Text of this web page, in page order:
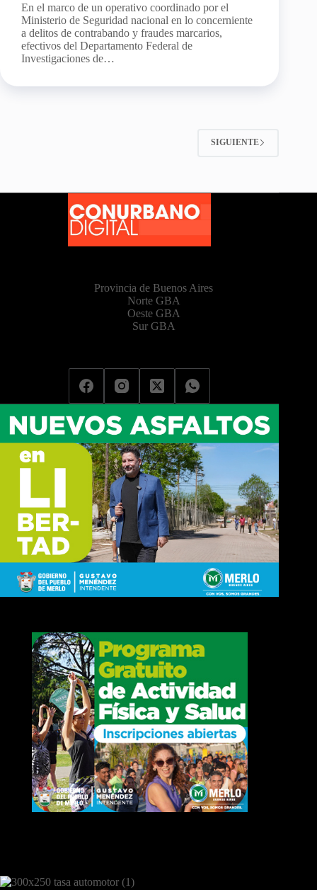
En el marco de un operativo coordinado por el
Ministerio de Seguridad nacional en lo concerniente
a delitos de contrabando y fraudes marcarios,
efectivos del Departamento Federal de
Investigaciones de…
SIGUIENTE
Provincia de Buenos Aires
Norte GBA
Oeste GBA
Sur GBA